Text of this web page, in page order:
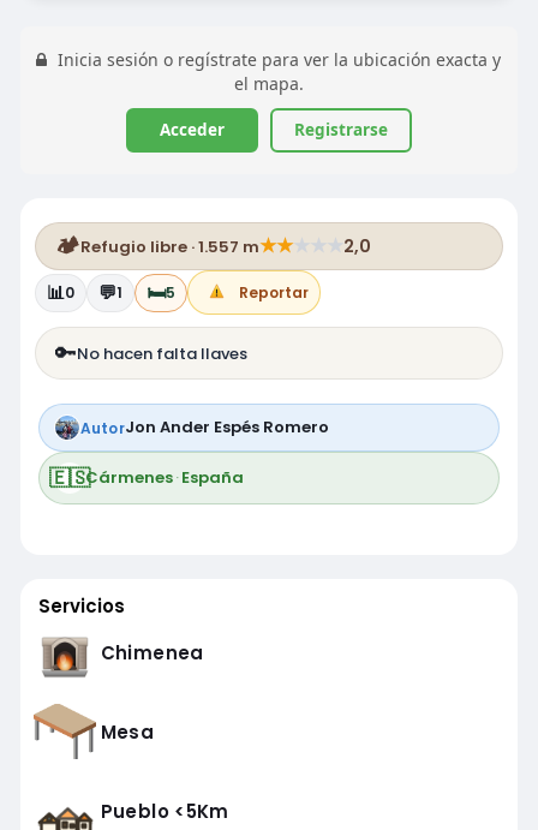
Inicia sesión o regístrate para ver la ubicación exacta y
el mapa.
Acceder Registrarse
🏕️Refugio libre · 1.557 m★★★ ★ ★2,0
📊0 💬1 🛏️5 Reportar
🔑No hacen falta llaves
AutorJon Ander Espés Romero
🇪🇸Cármenes·España
Servicios
Chimenea
Mesa
Pueblo <5Km